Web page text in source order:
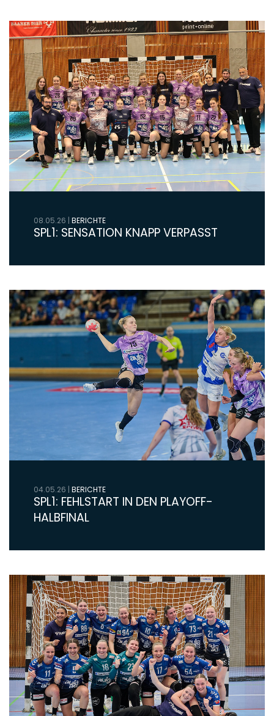
08.05.26 | BERICHTE
SPL1: SENSATION KNAPP VERPASST
04.05.26 | BERICHTE
SPL1: FEHLSTART IN DEN PLAYOFF-
HALBFINAL